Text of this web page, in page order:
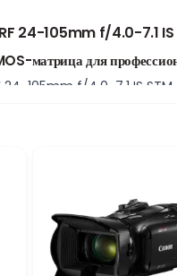
24-105mm f/4.0-7.1 IS
матрица для
105mm f/4.0-7.1 IS STM —
UHD 4K
выбор для видеоблогов,
5,3 кадра в секунду
до 5,3 кадра в секунду
путешествий и